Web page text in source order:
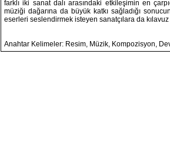
farklı iki sanat dalı arasındaki etkileşimin en
müziği dağarına da büyük katkı sağladığı
eserleri seslendirmek isteyen sanatçılara da kılavuz
Anahtar Kelimeler: Resim, Müzik, Kompozisyon,